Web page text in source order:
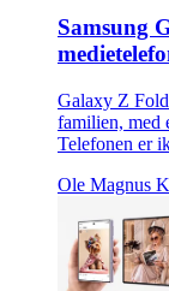
Samsung
Galaxy Z
familien, med
Telefonen er
Ole Magnus